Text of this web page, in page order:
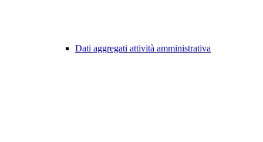
Dati aggregati attività amministrativa